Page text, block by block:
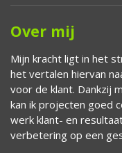
Over mij
Mijn kracht ligt in het
het vertalen hiervan
voor de klant. Dankzij
kan ik projecten goed
werk klant- en
verbetering op een